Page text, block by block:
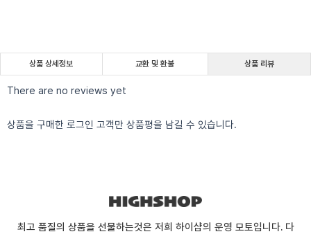
상품 상세정보 교환 및 환불 상품 리뷰
There are no reviews yet
상품을 구매한 로그인 고객만 상품평을 남길 수 있습니다.
최고 품질의 상품을 선물하는것은 저희 하이샵의 운영 모토입니다. 다